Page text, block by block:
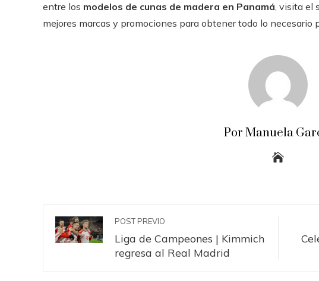
entre los modelos de cunas de madera en Panamá, visita el
mejores marcas y promociones para obtener todo lo necesario
Por Manuela
POST PREVIO
Liga de Campeones | Kimmich
regresa al Real Madrid